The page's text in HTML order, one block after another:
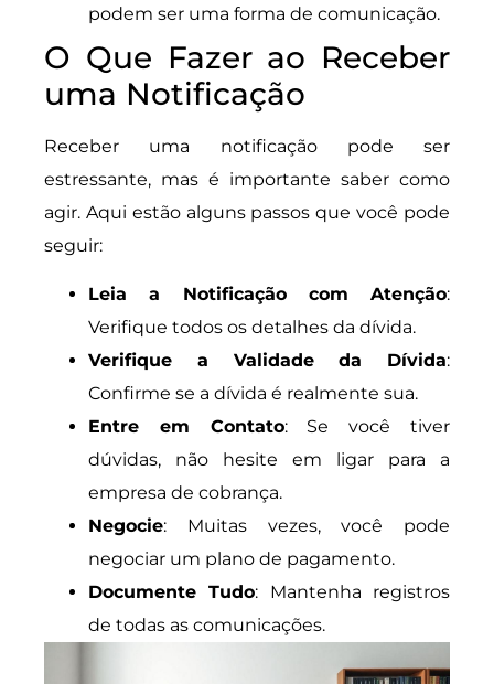
podem ser uma forma de comunicação.
O Que Fazer ao Receber
uma Notificação
Receber uma notificação pode ser
estressante, mas é importante saber como
agir. Aqui estão alguns passos que você pode
seguir:
Leia a Notificação com Atenção:
Verifique todos os detalhes da dívida.
Verifique a Validade da Dívida:
Confirme se a dívida é realmente sua.
Entre em Contato: Se você tiver
dúvidas, não hesite em ligar para a
empresa de cobrança.
Negocie: Muitas vezes, você pode
negociar um plano de pagamento.
Documente Tudo: Mantenha registros
de todas as comunicações.